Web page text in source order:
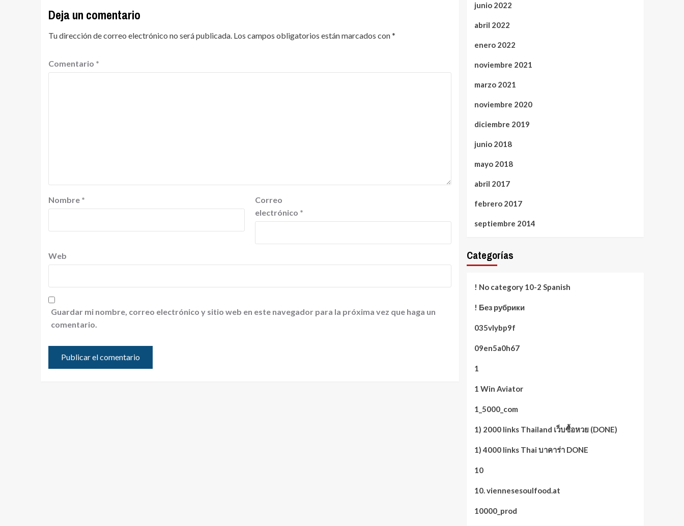
Deja un comentario
Tu dirección de correo electrónico no será publicada. Los campos obligatorios están marcados con*
Comentario *
Nombre *
Correo
electrónico *
Web
Guardar mi nombre, correo electrónico y sitio web en este navegador para la próxima vez que haga un
comentario.
junio 2022
abril 2022
enero 2022
noviembre 2021
marzo 2021
noviembre 2020
diciembre 2019
junio 2018
mayo 2018
abril 2017
febrero 2017
septiembre 2014
Categorías
! No category 10-2 Spanish
! Без рубрики
035vlybp9f
09en5a0h67
1
1 Win Aviator
1_5000_com
1) 2000 links Thailand เว็บซื้อหวย (DONE)
1) 4000 links Thai บาคาร่า DONE
10
10. viennesesoulfood.at
10000_prod